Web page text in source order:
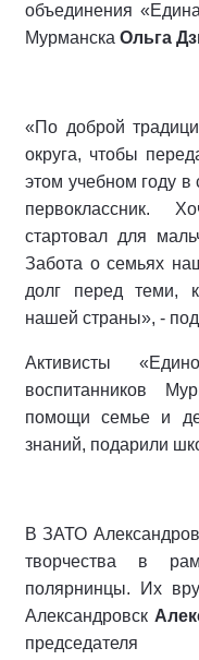
объединения
Мурманска Ольга
«По доброй
округа, чтобы
этом учебном году в
первоклассник.
стартовал для
Забота о семьях
долг перед теми,
нашей страны», -
Активисты
воспитанников
помощи семье и
знаний, подарили
В ЗАТО
творчества в
полярнинцы. Их
Александровск
председателя